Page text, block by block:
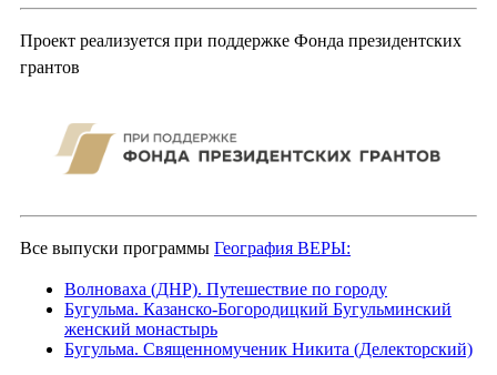
Проект реализуется при поддержке Фонда президентских
грантов
Все выпуски программы География ВЕРЫ:
Волноваха (ДНР). Путешествие по городу
Бугульма. Казанско-Богородицкий Бугульминский
женский монастырь
Бугульма. Священномученик Никита (Делекторский)